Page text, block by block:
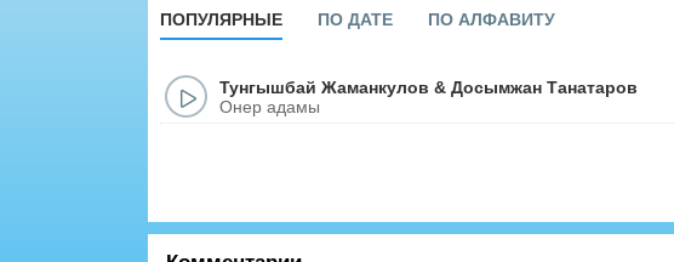
ПОПУЛЯРНЫЕ ПО ДАТЕ ПО АЛФАВИТУ
Тунгышбай Жаманкулов & Досымжан Танатаров
Онер адамы